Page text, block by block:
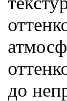
до